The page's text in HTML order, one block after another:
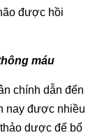
được hồi
máu
chính dẫn đến
nay được nhiều
dược để bổ